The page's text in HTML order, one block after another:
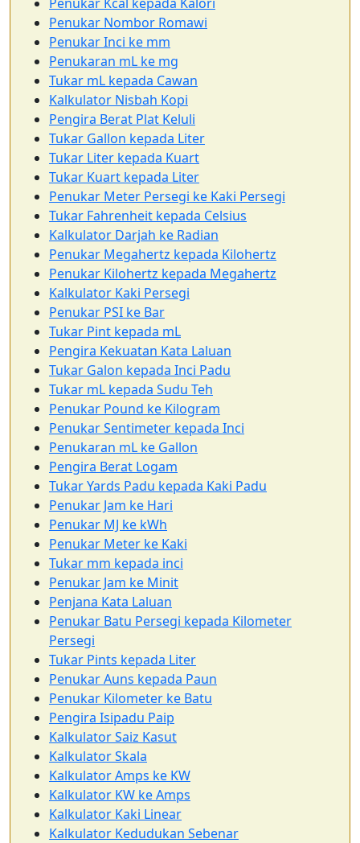
Penukar Nombor Romawi
Penukar Inci ke mm
Penukaran mL ke mg
Tukar mL kepada Cawan
Kalkulator Nisbah Kopi
Pengira Berat Plat Keluli
Tukar Gallon kepada Liter
Tukar Liter kepada Kuart
Tukar Kuart kepada Liter
Penukar Meter Persegi ke Kaki Persegi
Tukar Fahrenheit kepada Celsius
Kalkulator Darjah ke Radian
Penukar Megahertz kepada Kilohertz
Penukar Kilohertz kepada Megahertz
Kalkulator Kaki Persegi
Penukar PSI ke Bar
Tukar Pint kepada mL
Pengira Kekuatan Kata Laluan
Tukar Galon kepada Inci Padu
Tukar mL kepada Sudu Teh
Penukar Pound ke Kilogram
Penukar Sentimeter kepada Inci
Penukaran mL ke Gallon
Pengira Berat Logam
Tukar Yards Padu kepada Kaki Padu
Penukar Jam ke Hari
Penukar MJ ke kWh
Penukar Meter ke Kaki
Tukar mm kepada inci
Penukar Jam ke Minit
Penjana Kata Laluan
Penukar Batu Persegi kepada Kilometer
Persegi
Tukar Pints kepada Liter
Penukar Auns kepada Paun
Penukar Kilometer ke Batu
Pengira Isipadu Paip
Kalkulator Saiz Kasut
Kalkulator Skala
Kalkulator Amps ke KW
Kalkulator KW ke Amps
Kalkulator Kaki Linear
Kalkulator Kedudukan Sebenar